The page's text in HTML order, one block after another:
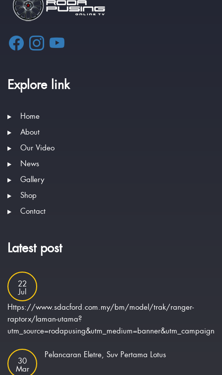
Explore link
Home
About
Our Video
News
Gallery
Shop
Contact
Latest post
22
Jul
Https://www.sdacford.com.my/bm/model/trak/ranger-
raptorx/laman-utama?
30
Mar
Pelancaran Eletre, Suv Pertama Lotus